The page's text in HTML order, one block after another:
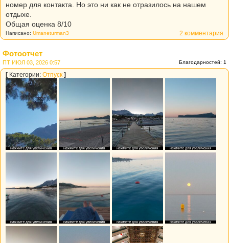
номер для контакта. Но это ни как не отразилось на нашем
отдыхе.
Общая оценка 8/10
2 комментария
Написано: Umaneturman3
Фотоотчет
Благодарностей: 1
ПТ ИЮЛ 03, 2026 0:57
[ Категории: Отпуск ]